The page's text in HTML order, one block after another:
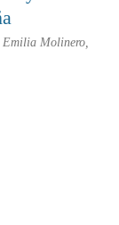
Molinero,